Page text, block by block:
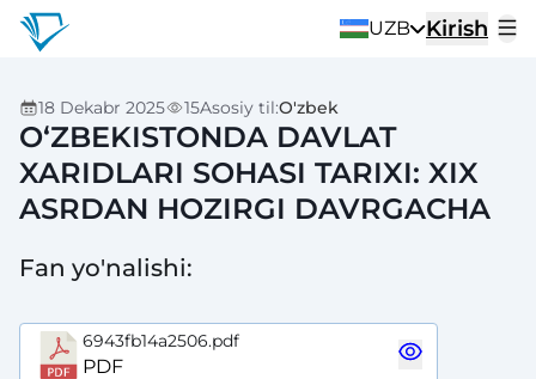
UZB Kirish
18 Dekabr 2025 15Asosiy til:O'zbek
O‘ZBEKISTONDA DAVLAT
XARIDLARI SOHASI TARIXI: XIX
ASRDAN HOZIRGI DAVRGACHA
Fan yo'nalishi:
6943fb14a2506.pdf
PDF